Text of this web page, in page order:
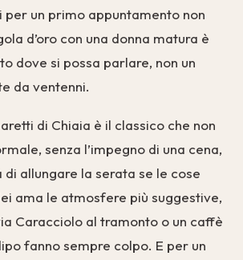
per un primo appuntamento non
d’oro con una donna matura è
dove si possa parlare, non un
da ventenni.
di Chiaia è il classico che non
senza l’impegno di una cena,
di allungare la serata se le cose
ama le atmosfere più suggestive,
Caracciolo al tramonto o un caffè
fanno sempre colpo. E per un